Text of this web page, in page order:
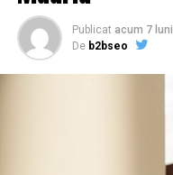
Publicat acum 7 luni
De b2bseo